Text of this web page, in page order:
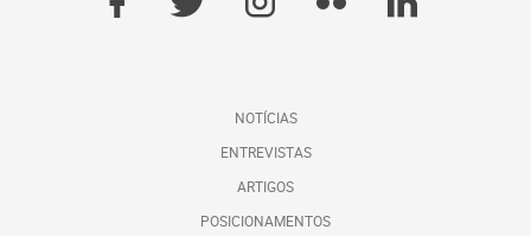
NOTÍCIAS
ENTREVISTAS
ARTIGOS
POSICIONAMENTOS